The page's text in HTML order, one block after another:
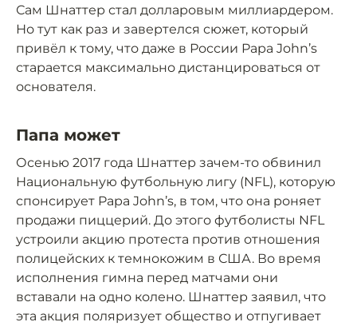
Сам Шнаттер стал долларовым миллиардером.
Но тут как раз и завертелся сюжет, который
привёл к тому, что даже в России Papa John’s
старается максимально дистанцироваться от
основателя.
Папа может
Осенью 2017 года Шнаттер зачем-то обвинил
Национальную футбольную лигу (NFL), которую
спонсирует Papa John’s, в том, что она роняет
продажи пиццерий. До этого футболисты NFL
устроили акцию протеста против отношения
полицейских к темнокожим в США. Во время
исполнения гимна перед матчами они
вставали на одно колено. Шнаттер заявил, что
эта акция поляризует общество и отпугивает